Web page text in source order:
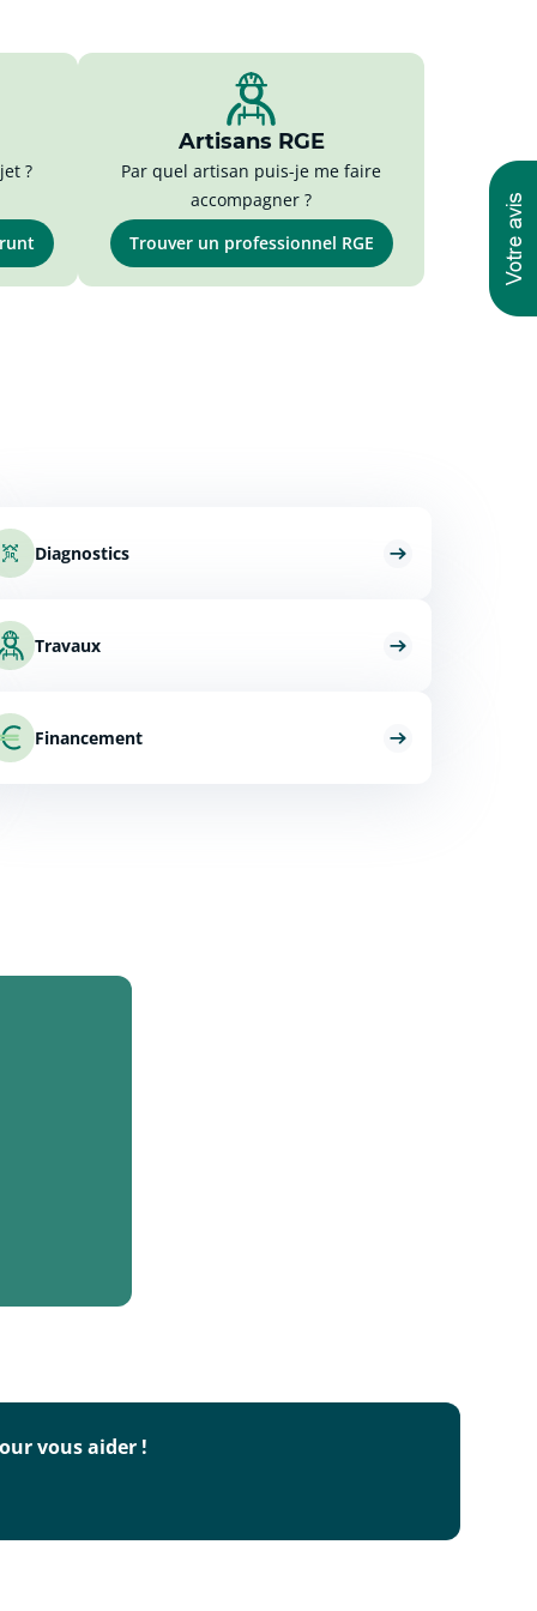
?
Artisans RGE
Par quel artisan puis-je me faire
accompagner ?
Trouver un professionnel RGE
Diagnostics
Travaux
Financement
vous aider !